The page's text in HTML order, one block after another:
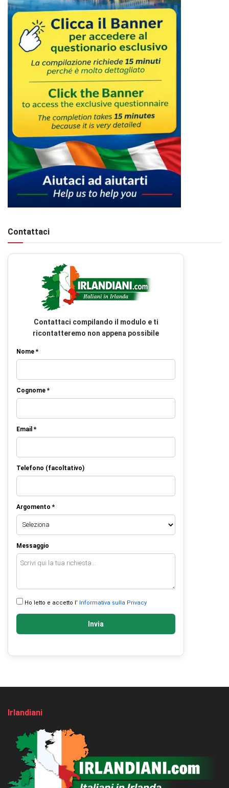
Contattaci
Contattaci compilando il modulo e ti
ricontatteremo non appena possibile
Nome *
Cognome *
Email *
Telefono (facoltativo)
Argomento *
Messaggio
Ho letto e accetto l’ Informativa sulla Privacy
Invia
Irlandiani